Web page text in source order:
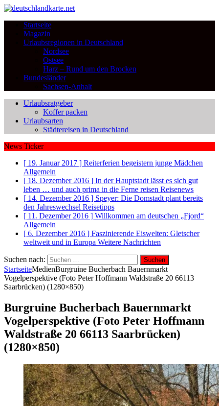
Startseite
Magazin
Urlaubsregionen in Deutschland
Nordsee
Ostsee
Harz – Rund um den Brocken
Bundesländer
Sachsen-Anhalt
Urlaubsratgeber
Koffer packen
Urlaubsarten
Städtereisen in Deutschland
News Ticker
[ 19. Januar 2017 ] Reiterferien begeistern junge Mädchen
Allgemein
[ 18. Dezember 2016 ] In der Hauptstadt lässt es sich gut
leben … und auch prima in die Ferne reisen Reisenews
[ 14. Dezember 2016 ] Speyer: Die Domstadt plant bereits
den Jahreswechsel Reisetipps
[ 11. Dezember 2016 ] Willkommen am deutschen „Fjord“
Allgemein
[ 6. Dezember 2016 ] Faszinierende Eiswelten: Gletscher
weltweit und in Europa Weitere Nachrichten
Suchen nach:
StartseiteMedienBurgruine Bucherbach Bauernmarkt
Vogelperspektive (Foto Peter Hoffmann Waldstraße 20 66113
Saarbrücken) (1280×850)
Burgruine Bucherbach Bauernmarkt
Vogelperspektive (Foto Peter Hoffmann
Waldstraße 20 66113 Saarbrücken)
(1280×850)